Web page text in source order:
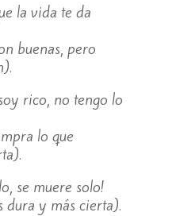
la vida te da
buenas, pero
rico, no tengo lo
lo que
se muere solo!
dura y más cierta).